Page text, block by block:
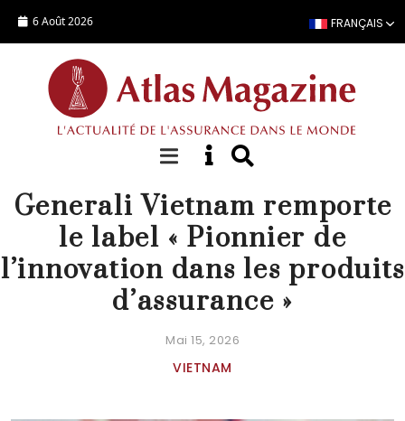
6 Août 2026 FRANÇAIS
ACTUALITÉ
Generali Vietnam remporte
le label « Pionnier de
l’innovation dans les produits
d’assurance »
Mai 15, 2026
VIETNAM